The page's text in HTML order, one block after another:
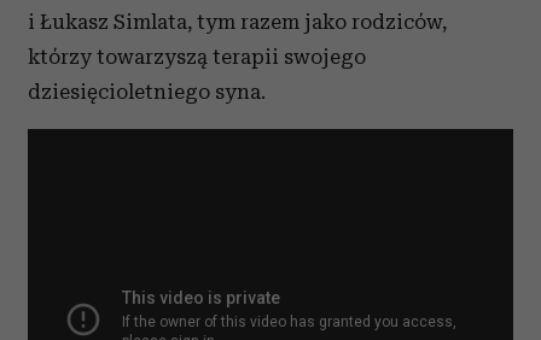
i Łukasz Simlata, tym razem jako rodziców,
którzy towarzyszą terapii swojego
dziesięcioletniego syna.